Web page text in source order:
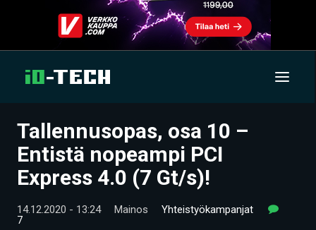
UUTISET
ARTIKKELIT
VIDEOT
Tallennusopas, osa 10 –
Entistä nopeampi PCI
Express 4.0 (7 Gt/s)!
14.12.2020 - 13:24 Mainos
Yhteistyökampanjat
7